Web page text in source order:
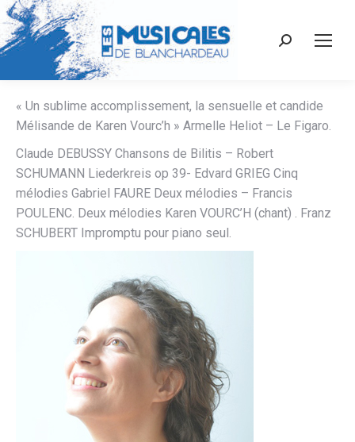
Recherche
« Un sublime accomplissement, la sensuelle et candide
Mélisande de Karen Vourc’h » Armelle Heliot – Le Figaro.
Claude DEBUSSY Chansons de Bilitis – Robert
SCHUMANN Liederkreis op 39- Edvard GRIEG Cinq
mélodies Gabriel FAURE Deux mélodies – Francis
POULENC. Deux mélodies Karen VOURC’H (chant) . Franz
SCHUBERT Impromptu pour piano seul.